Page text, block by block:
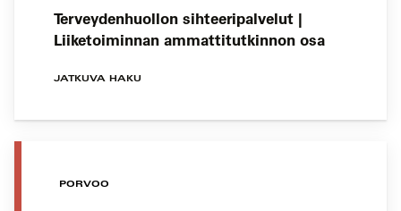
Terveydenhuollon sihteeripalvelut |
Liiketoiminnan ammattitutkinnon osa
JATKUVA HAKU
PORVOO